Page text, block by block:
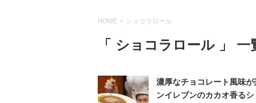
HOME > ショコラロール
「 ショコラロール 」 一
濃厚なチョコレート風味
ンイレブンのカカオ香る